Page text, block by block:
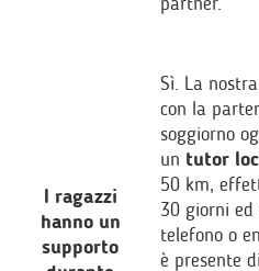
I ragazzi
hanno un
supporto
Sì. La
con la
soggiorno
un tutor
50 km,
30 giorni
telefono o
è presente